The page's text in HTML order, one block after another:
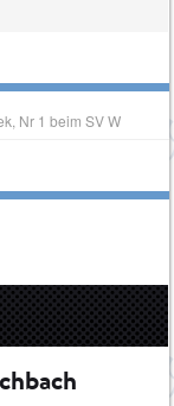
Nr 1 beim SV W